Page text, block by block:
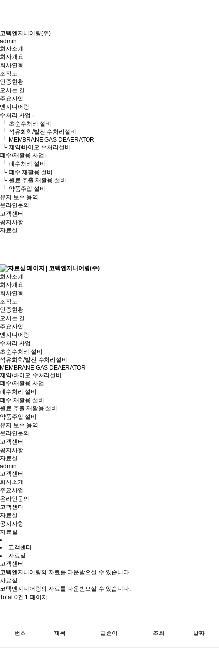
코텍엔지니어링(주)
admin
회사소개
회사개요
회사연혁
조직도
인증현황
오시는 길
주요사업
엔지니어링
수처리 사업
└ 초순수처리 설비
└ 석유화학/발전 수처리설비
└ MEMBRANE GAS DEAERATOR
└ 제약/바이오 수처리설비
폐수/재활용 사업
└ 폐수처리 설비
└ 폐수 재활용 설비
└ 원료 추출 재활용 설비
└ 약품주입 설비
유지 보수 용역
온라인문의
고객센터
공지사항
자료실
회사소개
회사개요
회사연혁
조직도
인증현황
오시는 길
주요사업
엔지니어링
수처리 사업
초순수처리 설비
석유화학/발전 수처리설비
MEMBRANE GAS DEAERATOR
제약/바이오 수처리설비
폐수/재활용 사업
폐수처리 설비
폐수 재활용 설비
원료 추출 재활용 설비
약품주입 설비
유지 보수 용역
온라인문의
고객센터
공지사항
자료실
admin
고객센터
회사소개
주요사업
온라인문의
고객센터
자료실
공지사항
자료실
고객센터
자료실
고객센터
코텍엔지니어링의 자료를 다운받으실 수 있습니다.
자료실
코텍엔지니어링의 자료를 다운받으실 수 있습니다.
Total 0건 1 페이지
번호 제목 글쓴이 조회 날짜